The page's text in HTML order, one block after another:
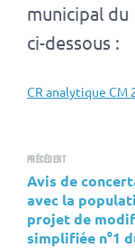
municipal
ci-dessous :
CR analytique CM
Précédent
Avis de
avec la
projet de
simplifiée n°1